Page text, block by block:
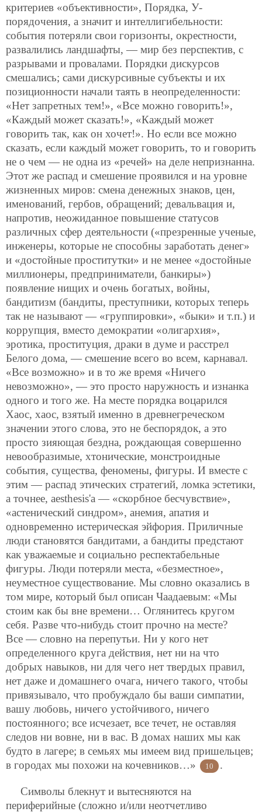
критериев «объективности», Порядка, У-
порядочения, а значит и интеллигибельности:
события потеряли свои горизонты, окрестности,
развалились ландшафты, — мир без перспектив, с
разрывами и провалами. Порядки дискурсов
смешались; сами дискурсивные субъекты и их
позиционности начали таять в неопределенности:
«Нет запретных тем!», «Все можно говорить!»,
«Каждый может сказать!», «Каждый может
говорить так, как он хочет!». Но если все можно
сказать, если каждый может говорить, то и говорить
не о чем — не одна из «речей» на деле непризнанна.
Этот же распад и смешение проявился и на уровне
жизненных миров: смена денежных знаков, цен,
именований, гербов, обращений; девальвация и,
напротив, неожиданное повышение статусов
различных сфер деятельности («презренные ученые,
инженеры, которые не способны заработать денег»
и «достойные проститутки» и не менее «достойные
миллионеры, предприниматели, банкиры»)
появление нищих и очень богатых, войны,
бандитизм (бандиты, преступники, которых теперь
так не называют — «группировки», «быки» и т.п.) и
коррупция, вместо демократии «олигархия»,
эротика, проституция, драки в думе и расстрел
Белого дома, — смешение всего во всем, карнавал.
«Все возможно» и в то же время «Ничего
невозможно», — это просто наружность и изнанка
одного и того же. На месте порядка воцарился
Хаос, хаос, взятый именно в древнегреческом
значении этого слова, это не беспорядок, а это
просто зияющая бездна, рождающая совершенно
невообразимые, хтонические, монстроидные
события, существа, феномены, фигуры. И вместе с
этим — распад этических стратегий, ломка эстетики,
а точнее, aesthesis'а — «скорбное бесчувствие»,
«астенический синдром», анемия, апатия и
одновременно истерическая эйфория. Приличные
люди становятся бандитами, а бандиты предстают
как уважаемые и социально респектабельные
фигуры. Люди потеряли места, «безместное»,
неуместное существование. Мы словно оказались в
том мире, который был описан Чаадаевым: «Мы
стоим как бы вне времени… Оглянитесь кругом
себя. Разве что-нибудь стоит прочно на месте?
Все — словно на перепутьи. Ни у кого нет
определенного круга действия, нет ни на что
добрых навыков, ни для чего нет твердых правил,
нет даже и домашнего очага, ничего такого, чтобы
привязывало, что пробуждало бы ваши симпатии,
вашу любовь, ничего устойчивого, ничего
постоянного; все исчезает, все течет, не оставляя
следов ни вовне, ни в вас. В домах наших мы как
будто в лагере; в семьях мы имеем вид пришельцев;
в городах мы похожи на кочевников…»
10 .
Символы блекнут и вытесняются на
периферийные (сложно и/или неотчетливо